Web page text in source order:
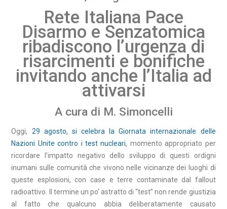
Rete Italiana Pace
Disarmo e Senzatomica
ribadiscono l’urgenza di
risarcimenti e bonifiche
invitando anche l’Italia ad
attivarsi
A cura di M. Simoncelli
Oggi, 29 agosto, si celebra la Giornata internazionale delle
Nazioni Unite contro i test nucleari, momento appropriato per
ricordare l’impatto negativo dello sviluppo di questi ordigni
inumani sulle comunità che vivono nelle vicinanze dei luoghi di
queste esplosioni, con case e terre contaminate dal fallout
radioattivo. Il termine un po’ astratto di “test” non rende giustizia
al fatto che qualcuno abbia deliberatamente causato